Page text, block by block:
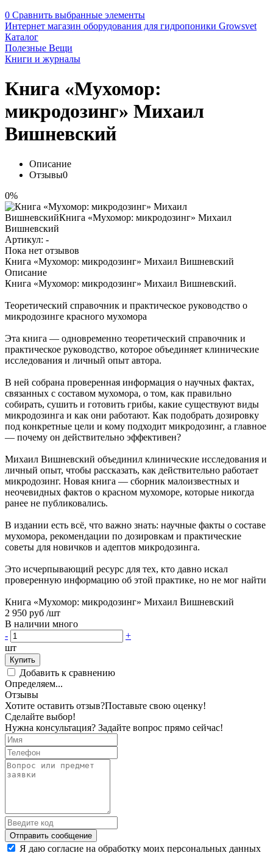
0 Сравнить выбранные элементы
Интернет магазин оборудования для гидропоники Growsvet
Каталог
Полезные Вещи
Книги и журналы
Книга «Мухомор:
микродозинг» Михаил
Вишневский
Описание
Отзывы0
0%
Артикул: -
Пока нет отзывов
Книга «Мухомор: микродозинг» Михаил Вишневский
Описание
Книга «Мухомор: микродозинг» Михаил Вишневский.
Теоретический справочник и практическое руководство о
микродозинге красного мухомора
Эта книга — одновременно теоретический справочник и
практическое руководство, которое объединяет клинические
исследования и личный опыт автора.
В ней собрана проверенная информация о научных фактах,
связанных с составом мухомора, о том, как правильно
собирать, сушить и готовить грибы, какие существуют виды
микродозинга и как они работают. Как подобрать дозировку
под конкретные цели и кому подходит микродозинг, а главное
— почему он действительно эффективен?
Михаил Вишневский объединил клинические исследования и
личный опыт, чтобы рассказать, как действительно работает
микродозинг. Новая книга — сборник малоизвестных и
неочевидных фактов о красном мухоморе, которые никогда
ранее не публиковались.
В издании есть всё, что важно знать: научные факты о составе
мухомора, рекомендации по дозировкам и практические
советы для новичков и адептов микродозинга.
Это исчерпывающий ресурс для тех, кто давно искал
проверенную информацию об этой практике, но не мог найти
Книга «Мухомор: микродозинг» Михаил Вишневский
2 950 руб /шт
В наличии много
-
+
шт
Купить
Добавить к сравнению
Определяем...
Отзывы
Хотите оставить отзыв?Поставьте свою оценку!
Сделайте выбор!
Нужна консультация? Задайте вопрос прямо сейчас!
Отправить сообщение
Я даю согласие на обработку моих персональных данных